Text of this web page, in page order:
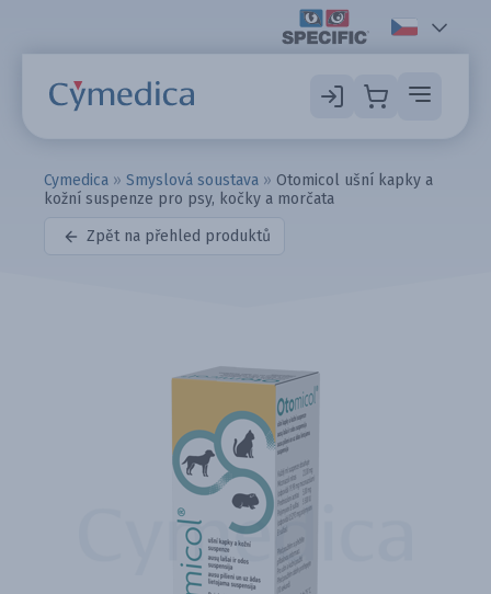
Cymedica » Smyslová soustava » Otomicol ušní kapky a
kožní suspenze pro psy, kočky a morčata
Zpět na přehled produktů